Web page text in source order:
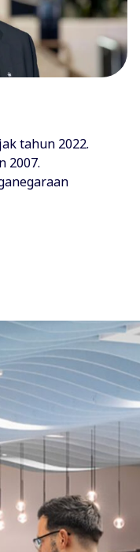
tahun 2022.
2007.